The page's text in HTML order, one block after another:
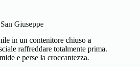
Giuseppe
in un contenitore chiuso a
raffreddare totalmente prima.
e perse la croccantezza.